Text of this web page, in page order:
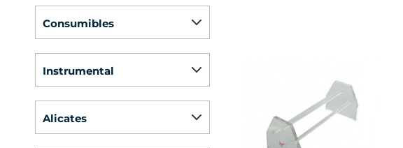
consumibles
instrumental
alicates